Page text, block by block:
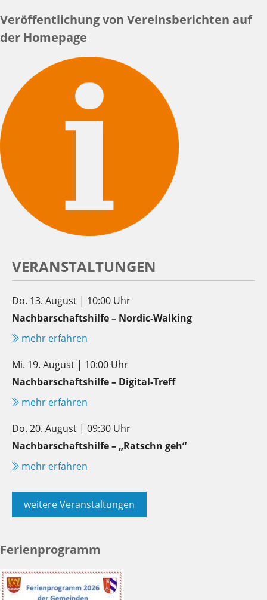
Veröffentlichung von Vereinsberichten auf
der Homepage
VERANSTALTUNGEN
Do. 13. August | 10:00 Uhr
Nachbarschaftshilfe – Nordic-Walking
mehr erfahren
Mi. 19. August | 10:00 Uhr
Nachbarschaftshilfe – Digital-Treff
mehr erfahren
Do. 20. August | 09:30 Uhr
Nachbarschaftshilfe – „Ratschn geh“
mehr erfahren
weitere Veranstaltungen
Ferienprogramm